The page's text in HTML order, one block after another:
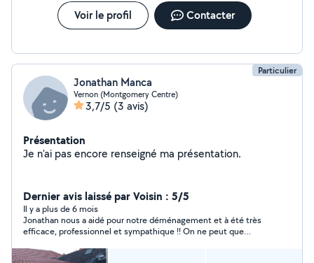
Voir le profil Contacter
Particulier
Jonathan Manca
Vernon (Montgomery Centre)
3,7/5 (3 avis)
Présentation
Je n'ai pas encore renseigné ma présentation.
Dernier avis laissé par Voisin : 5/5
Il y a plus de 6 mois
Jonathan nous a aidé pour notre déménagement et à été très
efficace, professionnel et sympathique !! On ne peut que